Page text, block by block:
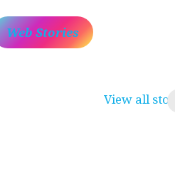
Web Stories
View all
करुणा व प्रेम का प्रतीक
रामसा